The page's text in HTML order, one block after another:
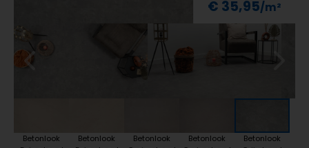
€ 35,95
Betonlook
Betonlook
Betonlook
Betonlook
Betonlook